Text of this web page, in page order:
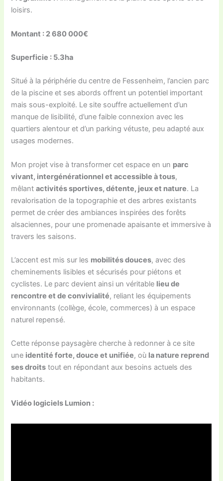
loisirs.
Montant : 2 680 000€
Superficie : 5.3ha
Situé à la périphérie du centre de Fessenheim, l’ancien parc
de la piscine et ses abords offrent un potentiel important
mais sous-exploité. Le site souffre actuellement d’un
manque de lisibilité, d’une faible connexion avec les
quartiers alentour et d’un parking vétuste, peu adapté aux
usages modernes.
Mon projet vise à transformer cet espace en un parc
vivant, intergénérationnel et accessible à tous,
mêlantactivités sportives, détente, jeux et nature. La
revalorisation de la topographie et des arbres existants
permet de créer des ambiances inspirées des forêts
alsaciennes, pour une promenade apaisante et immersive à
travers les saisons.
L’accent est mis sur les mobilités douces, avec des
cheminements lisibles et sécurisés pour piétons et
cyclistes. Le parc devient ainsi un véritable lieu de
rencontre et de convivialité, reliant les équipements
environnants (collège, école, commerces) à un espace
naturel repensé.
Cette réponse paysagère cherche à redonner à ce site
une identité forte, douce et unifiée, où la nature reprend
ses droits tout en répondant aux besoins actuels des
habitants.
Vidéo logiciels Lumion :